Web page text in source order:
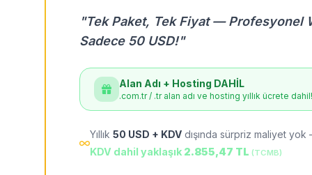
"Tek Paket, Tek Fiyat — Profesyonel
Sadece 50 USD!"
Alan Adı + Hosting DAHİL
.com.tr / .tr alan adı ve hosting yıllık ücrete dahil!
Yıllık 50 USD + KDV dışında sürpriz maliyet
KDV dahil yaklaşık 2.855,47 TL (TCMB)